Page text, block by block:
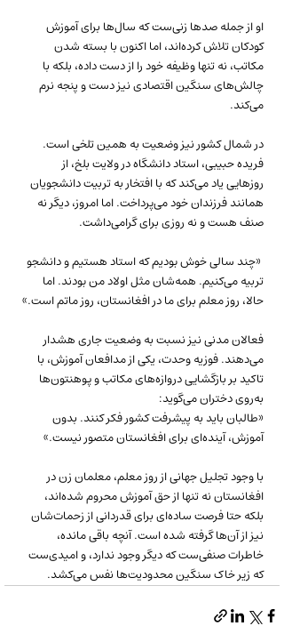
او از جمله صدها زنی‌ست که سال‌ها برای آموزش
کودکان تلاش کرده‌اند، اما اکنون با بسته شدن
مکاتب، نه تنها وظیفه خود را از دست داده، بلکه با
چالش‌های سنگین اقتصادی نیز دست و پنجه نرم
می‌کند.
در شمال کشور نیز وضعیت به همین تلخی است.
فریده حبیبی، استاد دانشگاه در ولایت بلخ، از
روزهایی یاد می‌کند که با افتخار به تربیت دانشجویان
همانند فرزندان خود می‌پرداخت. اما امروز، دیگر نه
صنف هست و نه روزی برای گرامی‌داشت.
«چند سالی خوش بودیم که استاد هستیم و دانشجو
تربیه می‌کنیم. همه‌شان مثل اولاد من بودند. اما
حالا، روز معلم برای ما در افغانستان، روز ماتم است.»
فعالان مدنی نیز نسبت به وضعیت جاری هشدار
می‌دهند. فوزیه وحدت، یکی از مدافعان آموزش، با
تاکید بر بازگشایی دروازه‌های مکاتب و پوهنتون‌ها
به‌روی دختران می‌گوید:
«طالبان باید به پیشرفت کشور فکر کنند. بدون
آموزش، آینده‌ای برای افغانستان متصور نیست.»
با وجود تجلیل جهانی از روز معلم، معلمان زن در
افغانستان نه تنها از حق آموزش محروم شده‌اند،
بلکه حتا فرصت ساده‌ای برای قدردانی از زحمات‌شان
نیز از آن‌ها گرفته شده است. آنچه باقی مانده،
خاطرات صنفی‌ست که دیگر وجود ندارد، و امیدی‌ست
که زیر خاک سنگین محدودیت‌ها نفس می‌کشد.